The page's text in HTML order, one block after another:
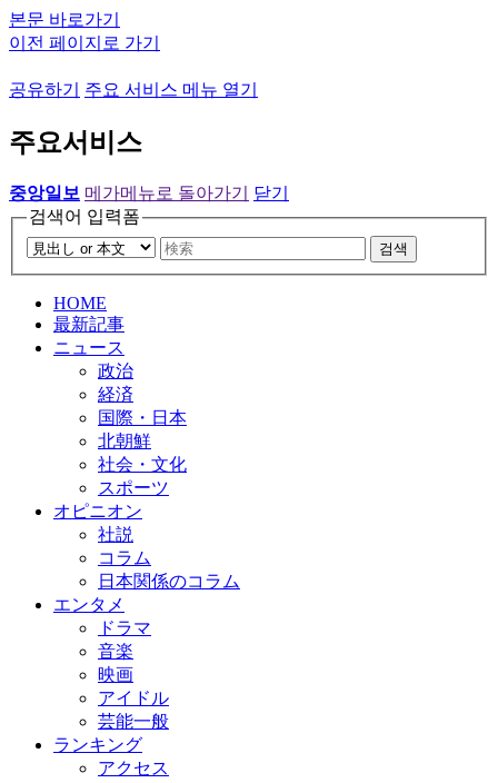
본문 바로가기
이전 페이지로 가기
공유하기 주요 서비스 메뉴 열기
주요서비스
중앙일보 메가메뉴로 돌아가기
닫기
검색어 입력폼
검색
HOME
最新記事
ニュース
政治
経済
国際・日本
北朝鮮
社会・文化
スポーツ
オピニオン
社説
コラム
日本関係のコラム
エンタメ
ドラマ
音楽
映画
アイドル
芸能一般
ランキング
アクセス